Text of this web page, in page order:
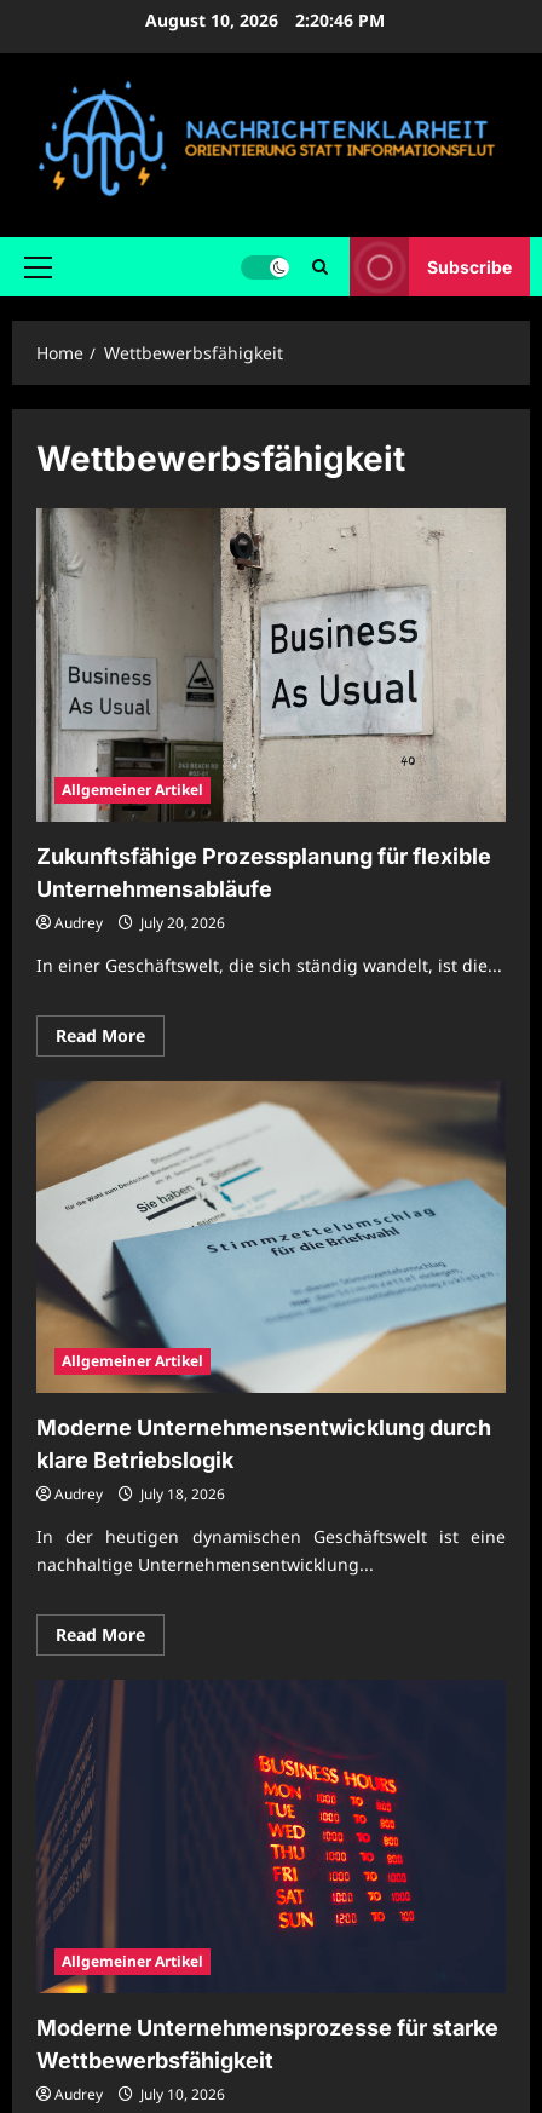
August 10, 2026 2:20:47 PM
Primary
Subscribe
Home Wettbewerbsfähigkeit
Wettbewerbsfähigkeit
Allgemeiner Artikel
Zukunftsfähige Prozessplanung für flexible
Unternehmensabläufe
Audrey July 20, 2026
In einer Geschäftswelt, die sich ständig wandelt, ist die...
Read MoreRead
more
Zukunftsfähige
Prozessplanung
flexible
Unternehmensabläufe
Allgemeiner Artikel
Moderne Unternehmensentwicklung durch
klare Betriebslogik
Audrey July 18, 2026
In der heutigen dynamischen Geschäftswelt ist eine
nachhaltige Unternehmensentwicklung...
Read MoreRead
more
Betriebslogik
Allgemeiner Artikel
Moderne Unternehmensprozesse für starke
Wettbewerbsfähigkeit
Audrey July 10, 2026